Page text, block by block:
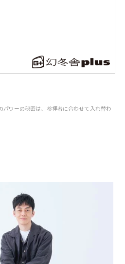
パワーの秘密は、参拝者に合わせて入れ替わ